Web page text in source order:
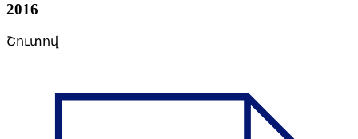
2016
Շուտով